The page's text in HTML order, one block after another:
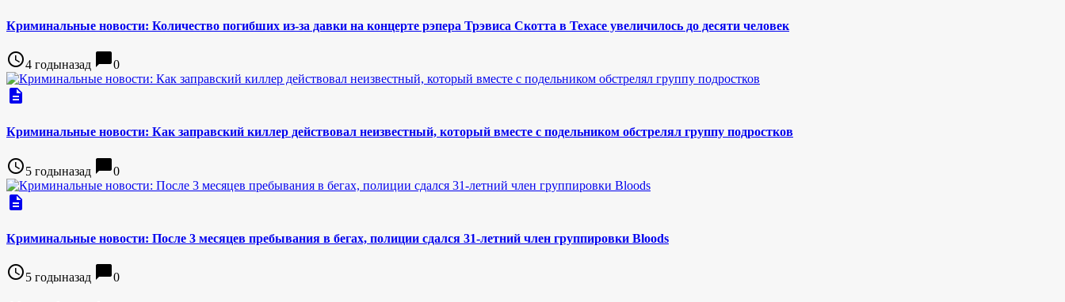
Криминальные новости: Количество погибших из-за давки на концерте рэпера Трэвиса Скотта в Техасе увеличилось до десяти человек
access_time4 годыназад chat_bubble0
description
Криминальные новости: Как заправский киллер действовал неизвестный, который вместе с подельником обстрелял группу подростков
access_time5 годыназад chat_bubble0
description
Криминальные новости: После 3 месяцев пребывания в бегах, полиции сдался 31-летний член группировки Bloods
access_time5 годыназад chat_bubble0